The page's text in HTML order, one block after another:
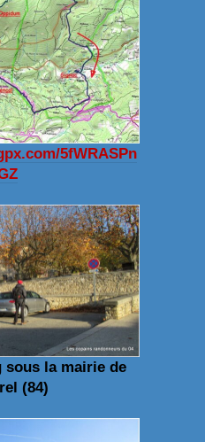
5fWRASPn
sous la mairie de
(84)